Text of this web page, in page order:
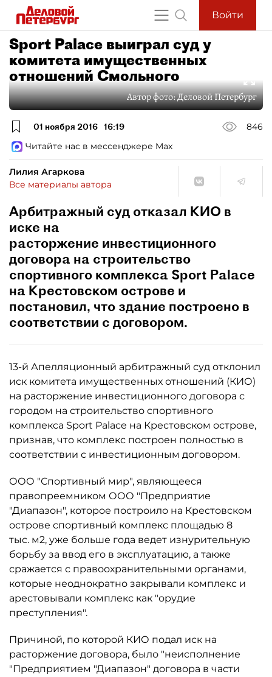
Войти
Sport Palace выиграл суд у
комитета имущественных
отношений Смольного
Автор фото:Деловой Петербург
01 ноября 2016 16:19
846
Читайте нас в мессенджере Max
Лилия Агаркова
Все материалы автора
Арбитражный суд отказал КИО в
иске на
расторжение инвестиционного
договора на строительство
спортивного комплекса Sport Palace
на Крестовском острове и
постановил, что здание построено в
соответствии с договором.
13-й Апелляционный арбитражный суд отклонил
иск комитета имущественных отношений (КИО)
на расторжение инвестиционного договора с
городом на строительство спортивного
комплекса Sport Palace на Крестовском острове,
признав, что комплекс построен полностью в
соответствии с инвестиционным договором.
ООО "Спортивный мир", являющееся
правопреемником ООО "Предприятие
"Диапазон", которое построило на Крестовском
острове спортивный комплекс площадью 8
тыс. м2, уже больше года ведет изнурительную
борьбу за ввод его в эксплуатацию, а также
сражается с правоохранительными органами,
которые неоднократно закрывали комплекс и
арестовывали комплекс как "орудие
преступления".
Причиной, по которой КИО подал иск на
расторжение договора, было "неисполнение
"Предприятием "Диапазон" договора в части